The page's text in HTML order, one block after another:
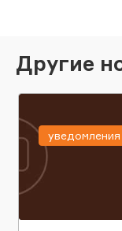
Другие
уведомления